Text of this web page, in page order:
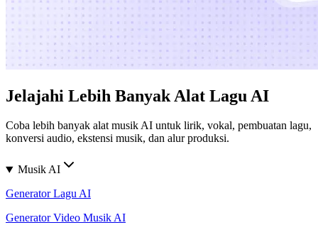
Jelajahi Lebih Banyak Alat Lagu AI
Coba lebih banyak alat musik AI untuk lirik, vokal, pembuatan lagu,
konversi audio, ekstensi musik, dan alur produksi.
Musik AI
Generator Lagu AI
Generator Video Musik AI